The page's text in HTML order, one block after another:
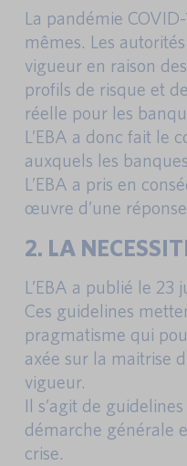
La pandémie
mêmes. Les
vigueur en raison
profils de risque et
réelle pour les
L’EBA a donc fait le
auxquels les
L’EBA a pris en
œuvre d’une
2. LA
L’EBA a publié le
Ces guidelines
pragmatisme qui
axée sur la maitrise
vigueur.
Il s’agit de
démarche générale
crise.